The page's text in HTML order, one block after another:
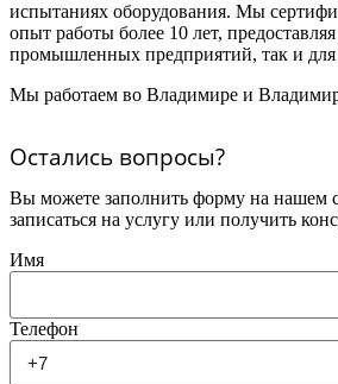
испытаниях оборудования. Мы
опыт работы более 10 лет,
промышленных предприятий, так и
Мы работаем во Владимире и
Остались вопросы?
Вы можете заполнить форму на нашем
записаться на услугу или получить
Имя
Телефон